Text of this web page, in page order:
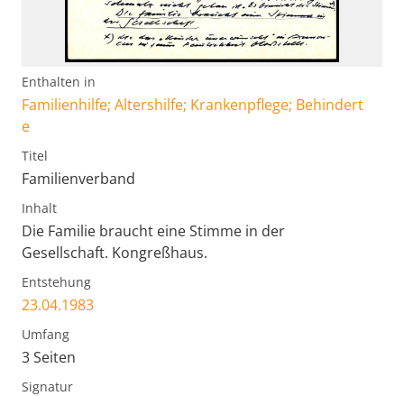
Enthalten in
Familienhilfe; Altershilfe; Krankenpflege; Behindert
e
Titel
Familienverband
Inhalt
Die Familie braucht eine Stimme in der
Gesellschaft. Kongreßhaus.
Entstehung
23.04.1983
Umfang
3 Seiten
Signatur